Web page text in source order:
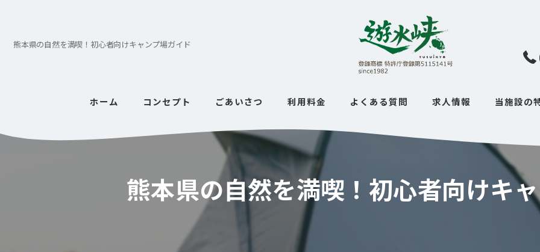
熊本県の自然を満喫！初心者向けキャンプ場ガイド
ホーム コンセプト ごあいさつ 利用料金 よくある質問 求人情報 当施設の
ソロ
ファミリー
デイキャン
熊本県の自然を満喫！初心者向けキ